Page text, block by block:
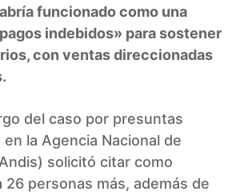
funcionado como una
indebidos» para sostener
con ventas direccionadas
del caso por presuntas
la Agencia Nacional de
solicitó citar como
26 personas más, además de